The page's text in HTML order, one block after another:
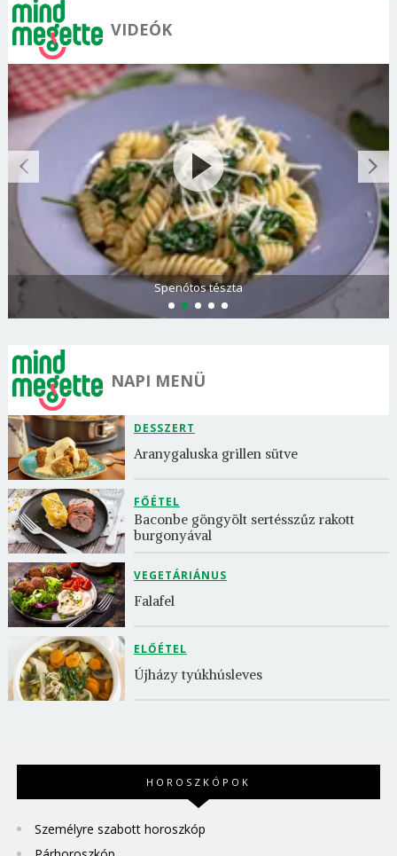
VIDEÓK
Spenótos tészta
NAPI MENÜ
DESSZERT
Aranygaluska grillen sütve
FŐÉTEL
Baconbe göngyölt sertésszűz rakott
burgonyával
VEGETÁRIÁNUS
Falafel
ELŐÉTEL
Újházy tyúkhúsleves
HOROSZKÓPOK
Személyre szabott horoszkóp